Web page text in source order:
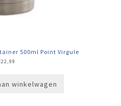
500ml Point Virgule
22,99
winkelwagen